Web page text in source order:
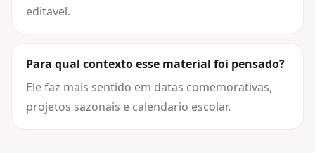
editavel.
Para qual contexto esse material foi pensado?
Ele faz mais sentido em datas comemorativas,
projetos sazonais e calendario escolar.